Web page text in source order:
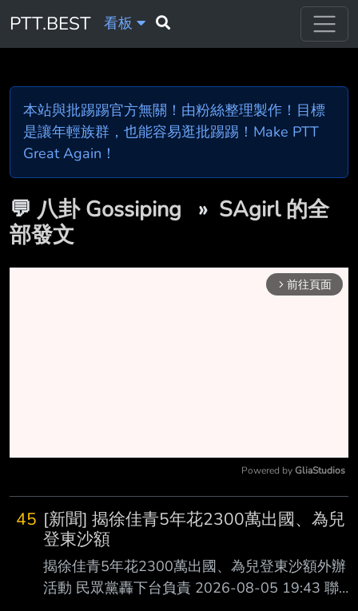
PTT.BEST 看板
本站與批踢踢官方無關！由粉絲整理製作！目標
是讓年輕族群，也能容易逛批踢踢！Make PTT
Great Again！
💬 八卦 Gossiping » SAgirl 的全
部發文
arrow_forward_ios 前往頁面
Powered by GliaStudios
45 [新聞] 揭徐佳青5年花2300萬出國、為兒
登東沙額
揭徐佳青5年花2300萬出國、為兒登東沙額外辦
活動 民眾黨轟下台負責 2026-08-05 19:43 聯合